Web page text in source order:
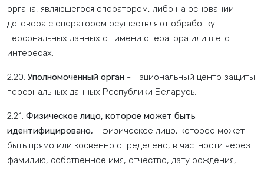
органа, являющегося оператором, либо на основании
договора с оператором осуществляют обработку
персональных данных от имени оператора или в его
интересах.
2.20.Уполномоченный орган - Национальный центр защиты
персональных данных Республики Беларусь.
2.21. Физическое лицо, которое может быть
идентифицировано, - физическое лицо, которое может
быть прямо или косвенно определено, в частности через
фамилию, собственное имя, отчество, дату рождения,